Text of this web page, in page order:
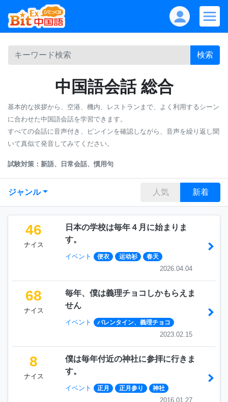
検索
中国語会話 総合
基本的な挨拶から、空港、機内、レストランまで、よく利用するシーン
に合わせた中国語会話を学習できます。
すべての会話に音声付き、ピンインを確認しながら、音声を繰り返し聞
いて真似て発音してみてください。
試験対策：新語、日常会話、慣用句
ジャンル 人気 新着
46
ナイス
日本の学校は毎年４月に始まりま
す。
イベント 便衣 运动衫 春天
2026.04.04
68
ナイス
毎年、僕は義理チョコしかもらえま
せん
イベント バレンタイン、義理チョコ
2023.02.15
8
ナイス
僕は毎年付近の神社に参拝に行きま
す。
イベント 正月 正月参り 神社
2016.01.27